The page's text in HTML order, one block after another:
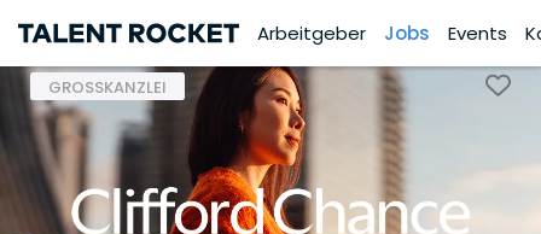
Arbeitgeber Jobs Events
GROSSKANZLEI